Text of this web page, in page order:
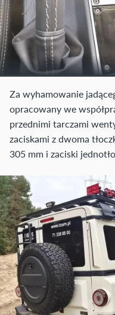
Za wyhamowanie
opracowany we
przednimi tarczami
zaciskami z dwoma
305 mm i zaciski